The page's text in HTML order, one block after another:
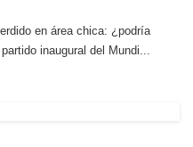
en área chica: ¿podría
inaugural del Mundi...